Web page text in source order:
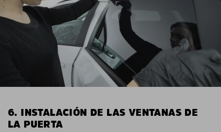
6. INSTALACIÓN DE LAS VENTANAS DE
LA PUERTA